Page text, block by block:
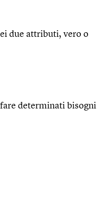
due attributi, vero o
determinati bisogni